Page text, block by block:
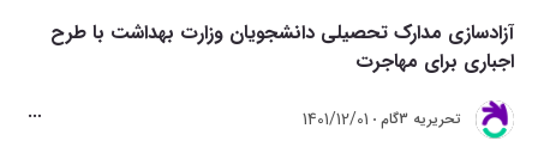
آزادسازی مدارک تحصیلی دانشجویان وزارت بهداشت با طرح
اجباری برای مهاجرت
تحريريه 3گام 1401/12/01